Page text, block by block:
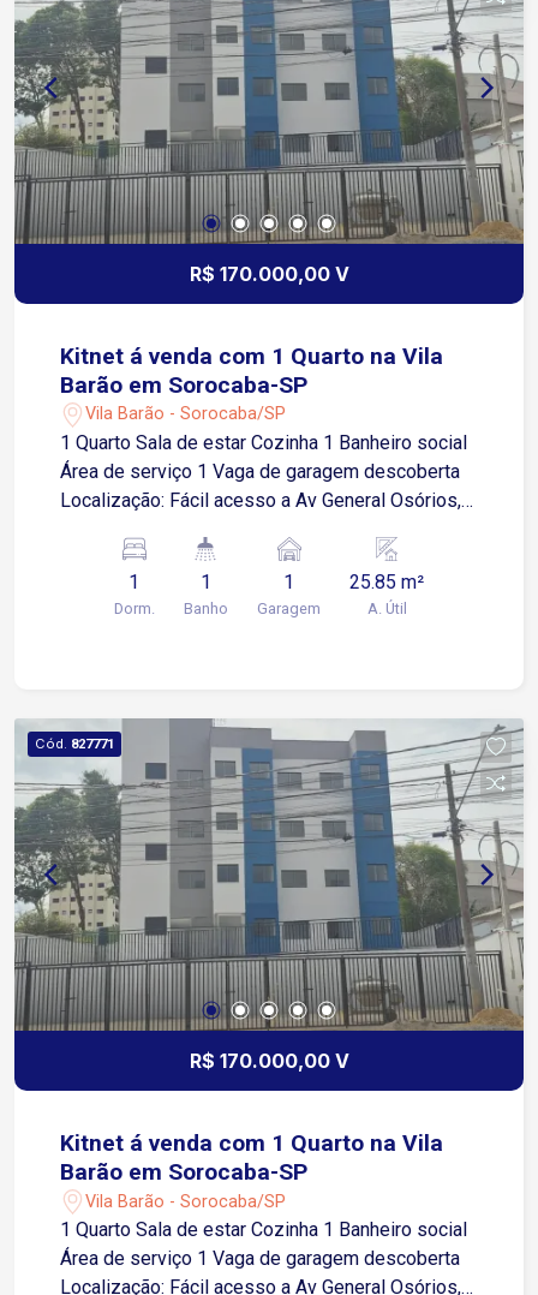
R$ 170.000,00 V
Kitnet á venda com 1 Quarto na Vila
Barão em Sorocaba-SP
Vila Barão - Sorocaba/SP
1 Quarto Sala de estar Cozinha 1 Banheiro social
Área de serviço 1 Vaga de garagem descoberta
Localização: Fácil acesso a Av General Osórios,
comércios em geral.
1
Dorm.
1
Banho
1
Garagem
25.85 m²
A. Útil
Cód. 827771
R$ 170.000,00 V
Kitnet á venda com 1 Quarto na Vila
Barão em Sorocaba-SP
Vila Barão - Sorocaba/SP
1 Quarto Sala de estar Cozinha 1 Banheiro social
Área de serviço 1 Vaga de garagem descoberta
Localização: Fácil acesso a Av General Osórios,